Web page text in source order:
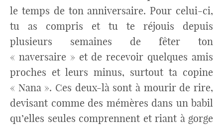
le temps de ton anniversaire. Pour celui-ci,
tu as compris et tu te réjouis depuis
plusieurs semaines de fêter ton
« naversaire » et de recevoir quelques amis
proches et leurs minus, surtout ta copine
« Nana ». Ces deux-là sont à mourir de rire,
devisant comme des mémères dans un babil
qu’elles seules comprennent et riant à gorge